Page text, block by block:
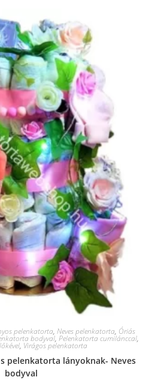
pelenkatorta, Neves pelenkatorta, Óriás
bodyval, Pelenkatorta cumilánccal,
, Virágos pelenkatorta
pelenkatorta lányoknak- Neves
bodyval